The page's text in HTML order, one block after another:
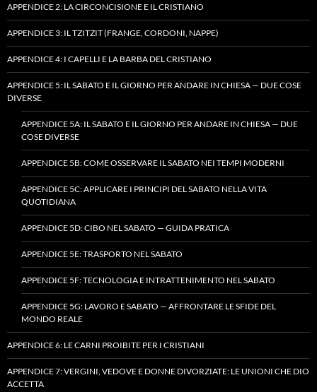
APPENDICE 2: LA CIRCONCISIONE E IL CRISTIANO
APPENDICE 3: IL TZITZIT (FRANGE, CORDONI, NAPPE)
APPENDICE 4: I CAPELLI E LA BARBA DEL CRISTIANO
APPENDICE 5: IL SABATO E IL GIORNO PER ANDARE IN CHIESA — DUE COSE
DIVERSE
APPENDICE 5A: IL SABATO E IL GIORNO PER ANDARE IN CHIESA — DUE
COSE DIVERSE
APPENDICE 5B: COME OSSERVARE IL SABATO NEI TEMPI MODERNI
APPENDICE 5C: APPLICARE I PRINCIPI DEL SABATO NELLA VITA
QUOTIDIANA
APPENDICE 5D: CIBO NEL SABATO — GUIDA PRATICA
APPENDICE 5E: TRASPORTO NEL SABATO
APPENDICE 5F: TECNOLOGIA E INTRATTENIMENTO NEL SABATO
APPENDICE 5G: LAVORO E SABATO — AFFRONTARE LE SFIDE DEL
MONDO REALE
APPENDICE 6: LE CARNI PROIBITE PER I CRISTIANI
APPENDICE 7: VERGINI, VEDOVE E DONNE DIVORZIATE: LE UNIONI CHE DIO
ACCETTA